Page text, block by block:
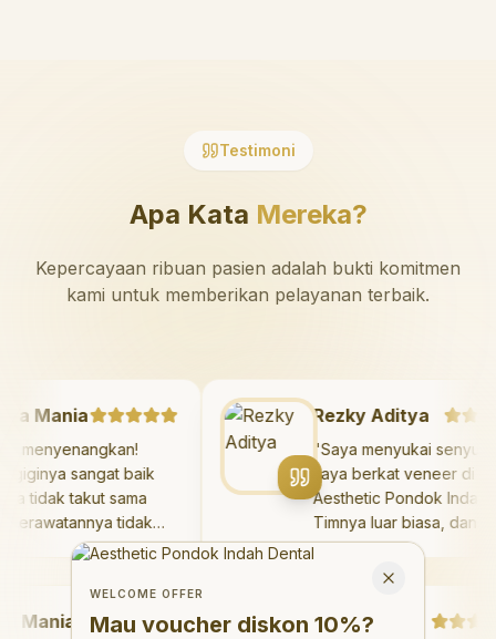
Testimoni
Apa Kata Mereka?
Kepercayaan ribuan pasien adalah bukti komitmen
kami untuk memberikan pelayanan terbaik.
Mania
menyenangkan!
giginya sangat baik
saya tidak takut sama
Perawatannya tidak
dan saya bisa bermain
suka pergi ke dokter
sekarang!
"
Rezky Aditya
"Saya menyukai
saya berkat veneer
Aesthetic Pondok
Timnya luar biasa,
hasilnya melebihi
saya. Saya
hari."
Welcome Offer
Mau voucher diskon <strong>10%</strong>?
WELCOME OFFER
Mau voucher diskon 10%?
Close